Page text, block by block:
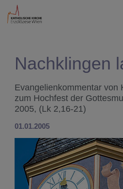
Nachklingen
Evangelienkommentar von
zum Hochfest der
2005, (Lk 2,16-21)
01.01.2005